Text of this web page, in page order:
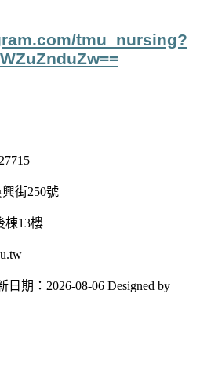
tmu_nursing?
街250號
棟13樓
日期：2026-08-06 Designed by